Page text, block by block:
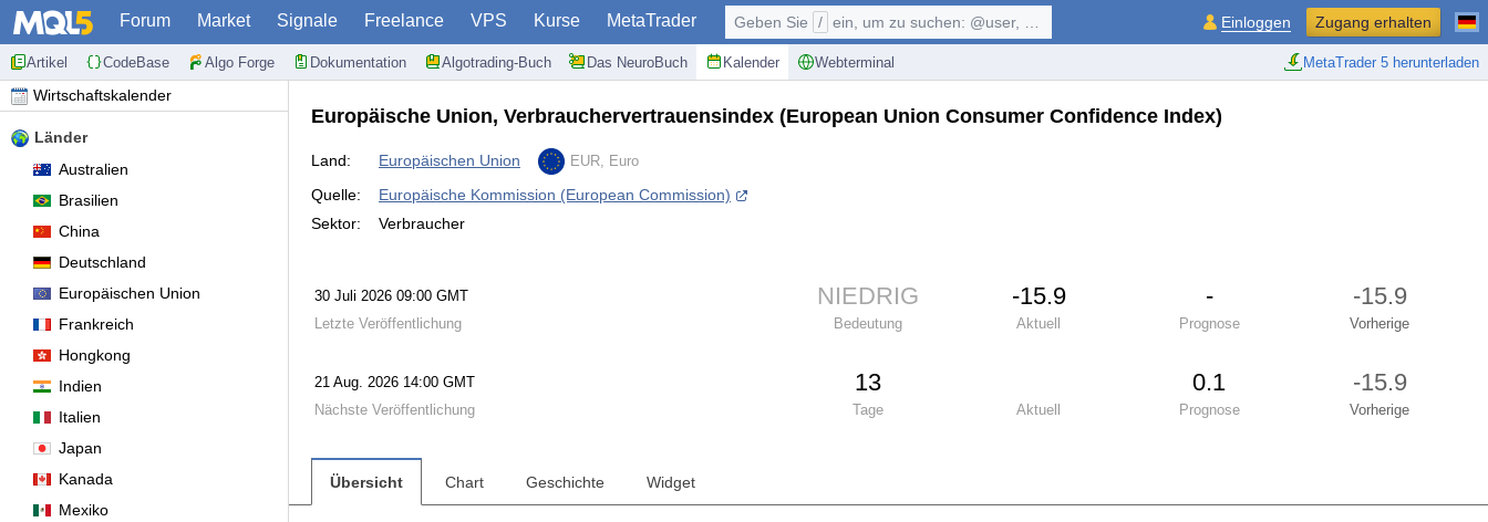
Forum Market Signale Freelance VPS Kurse MetaTrader
Artikel CodeBase Algo Forge Dokumentation Algotrading-Buch Das NeuroBuch Kalender Webterminal MetaTrader 5 herunterladen
Geben Sie / ein, um zu suchen: @user, $symbol, ... Einloggen Zugang erhalten
Wirtschaftskalender
Länder
Australien
Brasilien
China
Deutschland
Europäischen Union
Frankreich
Hongkong
Indien
Italien
Japan
Kanada
Mexiko
Europäische Union, Verbrauchervertrauensindex (European Union Consumer Confidence Index)
Land: Europäischen Union EUR, Euro
Quelle:
Europäische Kommission (European Commission)
Sektor:
Verbraucher
30 Juli 2026 09:00 GMT NIEDRIG -15.9 - -15.9
Letzte Veröffentlichung Bedeutung Aktuell Prognose Vorherige
21 Aug. 2026 14:00 GMT 13 0.1 -15.9
Nächste Veröffentlichung Tage Aktuell Prognose Vorherige
Übersicht Chart Geschichte Widget